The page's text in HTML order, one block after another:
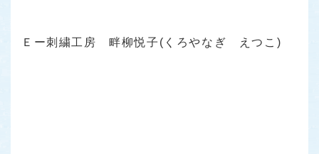
Ｅー刺繍工房 畔柳悦子(くろやなぎ えつこ)